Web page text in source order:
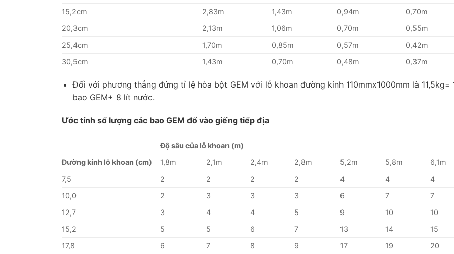
15,2cm
2,83m 1,43m 0,94m
0,70m
20,3cm
2,13m 1,06m 0,70m
0,55m
25,4cm
1,70m 0,85m 0,57m
0,42m
30,5cm
1,43m 0,70m 0,48m 0,37m
Đối với phương thẳng đứng tỉ lệ hòa bột GEM với lỗ khoan đường kính 110mmx1000mm là 11,5kg=
bao GEM+ 8 lít nước.
Ước tính số lượng các bao GEM đổ vào giếng tiếp địa
Độ sâu của lỗ khoan (m)
Đường kính lỗ khoan (cm)
1,8m 2,1m 2,4m 2,8m 5,2m 5,8m
6,1m
7,5
2 2 2 2 4 4
4
10,0
2 3 3 3 6 7
7
12,7
3 4 4 5 9 10
10
15,2
5 5 6 7 13 14
15
17,8
6 7 8 9 17 19
20